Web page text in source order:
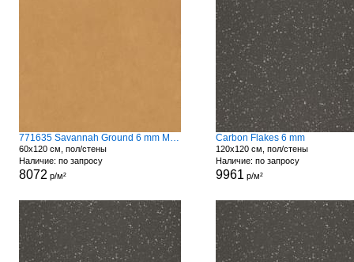
771635 Savannah Ground 6 mm Matte
60x120 см, пол/стены
Наличие: по запросу
8072 р/м²
Carbon Flakes 6 mm
120x120 см, пол/стены
Наличие: по запросу
9961 р/м²